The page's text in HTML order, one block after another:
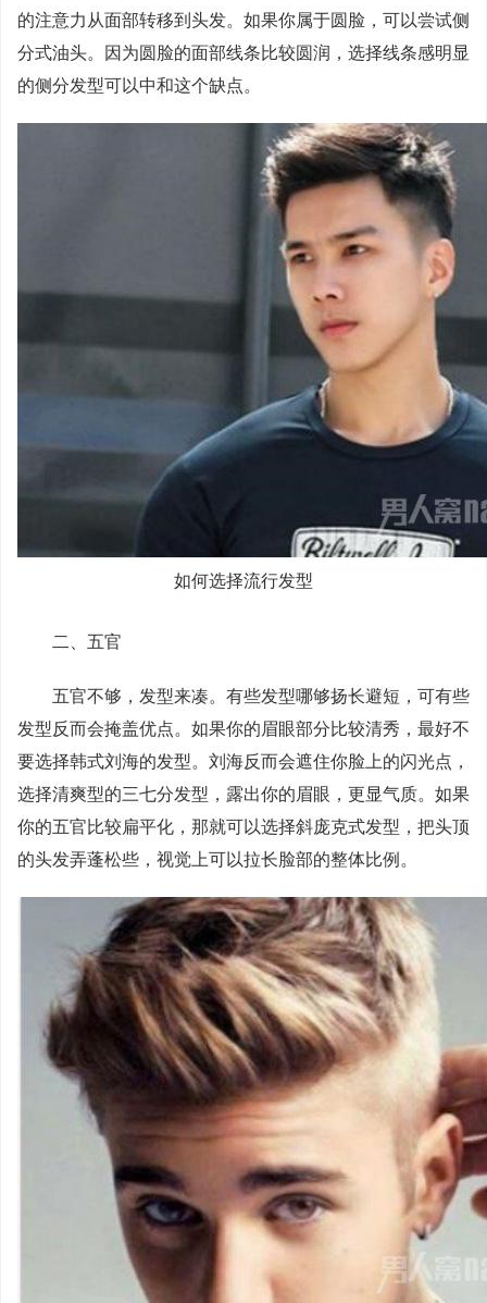
的注意力从面部转移到头发。如果你属于圆脸，可以尝试侧
分式油头。因为圆脸的面部线条比较圆润，选择线条感明显
的侧分发型可以中和这个缺点。
如何选择流行发型
二、五官
五官不够，发型来凑。有些发型哪够扬长避短，可有些
发型反而会掩盖优点。如果你的眉眼部分比较清秀，最好不
要选择韩式刘海的发型。刘海反而会遮住你脸上的闪光点，
选择清爽型的三七分发型，露出你的眉眼，更显气质。如果
你的五官比较扁平化，那就可以选择斜庞克式发型，把头顶
的头发弄蓬松些，视觉上可以拉长脸部的整体比例。